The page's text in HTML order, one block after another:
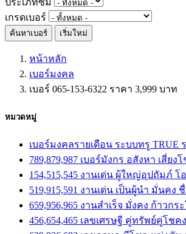
ประเภทซิม
เกรดเบอร์
ค้นหาเบอร์ เริ่มใหม่
หน้าหลัก
เบอร์มงคล
เบอร์ 065-153-6322 ราคา 3,999 บาท
หมวดหมู่
เบอร์มงคลรายเดือน ระบบทรู TRUE
789,879,987 เบอร์มังกร อสังหา เสี่ยง
154,515,545 งานเด่น ผู้ใหญ่อุปถัมภ์ โ
519,915,591 งานเด่น เป็นผู้นำ มั่นคง ชื่
659,956,965 งานสำเร็จ มั่งคง ก้าวกร
456,654,465 เลขเศรษฐี คู่ทรัพย์คู่โชค